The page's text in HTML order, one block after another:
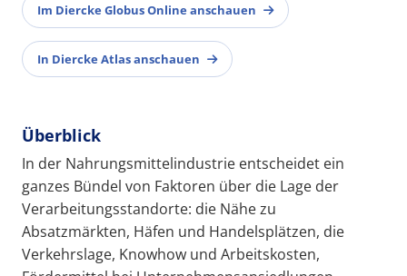
Im Diercke Globus Online anschauen
In Diercke Atlas anschauen
Überblick
In der Nahrungsmittelindustrie entscheidet ein
ganzes Bündel von Faktoren über die Lage der
Verarbeitungsstandorte: die Nähe zu
Absatzmärkten, Häfen und Handelsplätzen, die
Verkehrslage, Knowhow und Arbeitskosten,